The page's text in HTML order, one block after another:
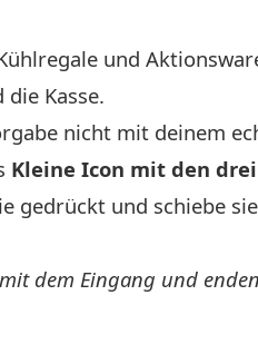
und
Kasse.
nicht mit deinem
Kleine Icon mit den
gedrückt und schiebe
dem Eingang und